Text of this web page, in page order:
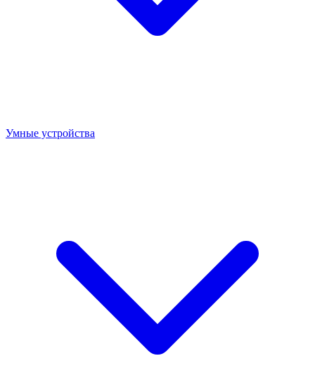
Умные устройства